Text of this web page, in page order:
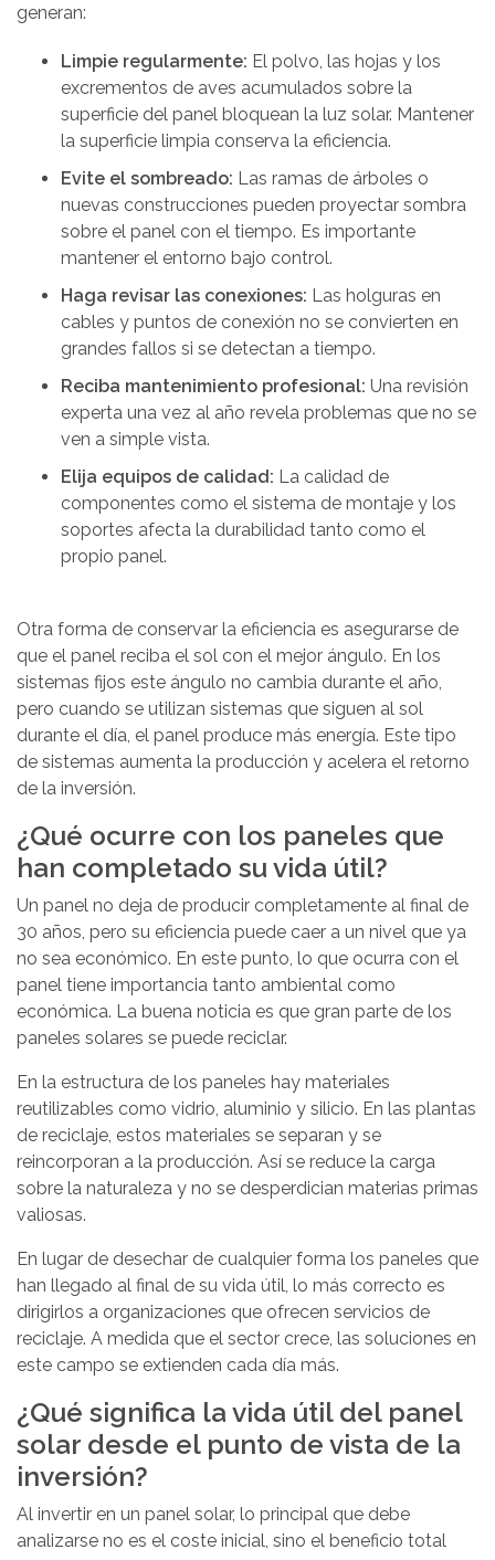
generan:
Limpie regularmente: El polvo, las hojas y los
excrementos de aves acumulados sobre la
superficie del panel bloquean la luz solar. Mantener
la superficie limpia conserva la eficiencia.
Evite el sombreado: Las ramas de árboles o
nuevas construcciones pueden proyectar sombra
sobre el panel con el tiempo. Es importante
mantener el entorno bajo control.
Haga revisar las conexiones: Las holguras en
cables y puntos de conexión no se convierten en
grandes fallos si se detectan a tiempo.
Reciba mantenimiento profesional: Una revisión
experta una vez al año revela problemas que no se
ven a simple vista.
Elija equipos de calidad: La calidad de
componentes como el sistema de montaje y los
soportes afecta la durabilidad tanto como el
propio panel.
Otra forma de conservar la eficiencia es asegurarse de
que el panel reciba el sol con el mejor ángulo. En los
sistemas fijos este ángulo no cambia durante el año,
pero cuando se utilizan sistemas que siguen al sol
durante el día, el panel produce más energía. Este tipo
de sistemas aumenta la producción y acelera el retorno
de la inversión.
¿Qué ocurre con los paneles que
han completado su vida útil?
Un panel no deja de producir completamente al final de
30 años, pero su eficiencia puede caer a un nivel que ya
no sea económico. En este punto, lo que ocurra con el
panel tiene importancia tanto ambiental como
económica. La buena noticia es que gran parte de los
paneles solares se puede reciclar.
En la estructura de los paneles hay materiales
reutilizables como vidrio, aluminio y silicio. En las plantas
de reciclaje, estos materiales se separan y se
reincorporan a la producción. Así se reduce la carga
sobre la naturaleza y no se desperdician materias primas
valiosas.
En lugar de desechar de cualquier forma los paneles que
han llegado al final de su vida útil, lo más correcto es
dirigirlos a organizaciones que ofrecen servicios de
reciclaje. A medida que el sector crece, las soluciones en
este campo se extienden cada día más.
¿Qué significa la vida útil del panel
solar desde el punto de vista de la
inversión?
Al invertir en un panel solar, lo principal que debe
analizarse no es el coste inicial, sino el beneficio total